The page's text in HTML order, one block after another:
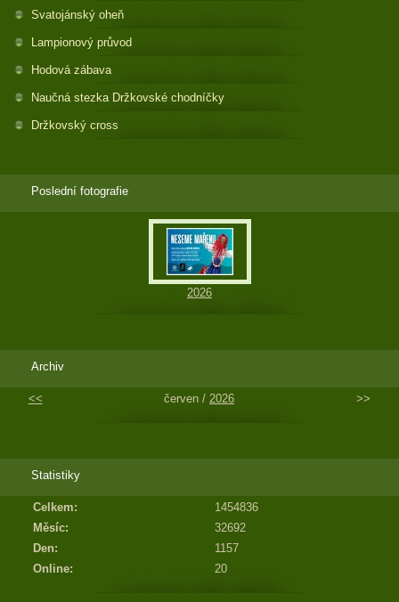
Svatojánský oheň
Lampionový průvod
Hodová zábava
Naučná stezka Držkovské chodníčky
Držkovský cross
Poslední fotografie
2026
Archiv
<< červen / 2026 >>
Statistiky
Online: 20
Celkem:
1454836
Měsíc:
32692
Den:
1157